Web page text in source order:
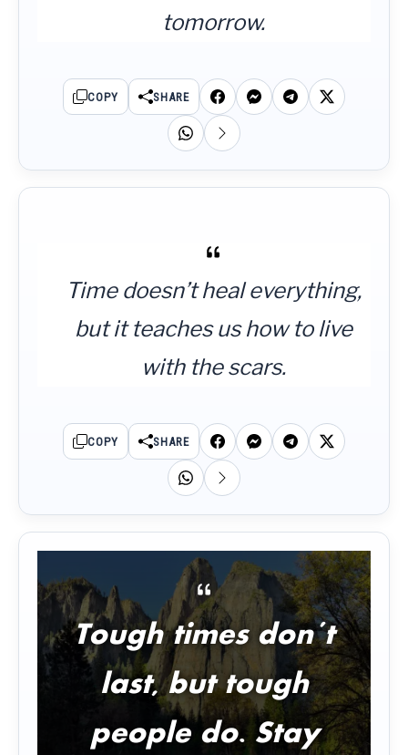
tomorrow.
COPY SHARE
Time doesn’t heal everything,
but it teaches us how to live
with the scars.
COPY SHARE
Tough times don’t
last, but tough
people do. Stay